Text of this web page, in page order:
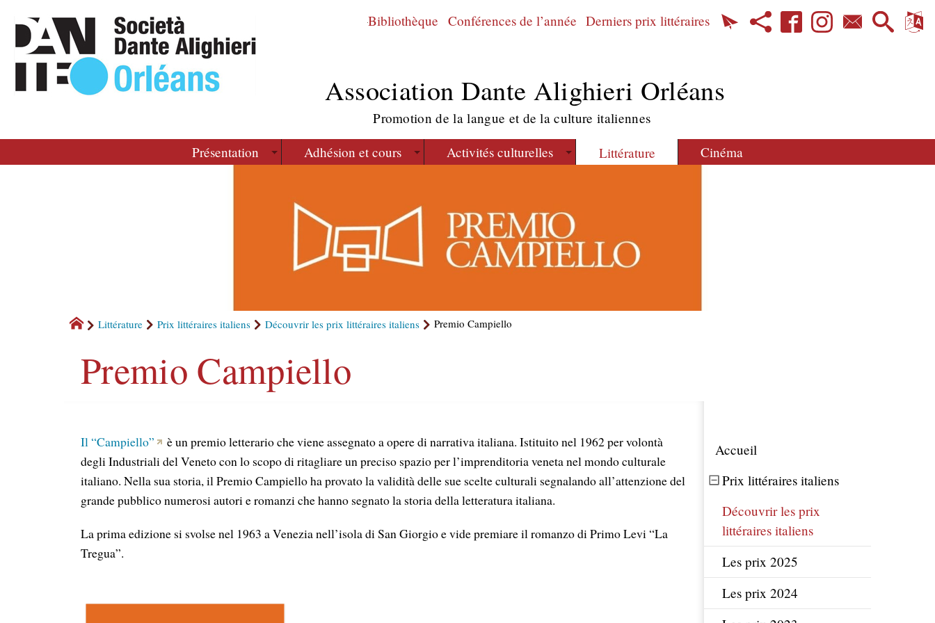
Bibliothèque Conférences de l’année Derniers prix littéraires
Association Dante Alighieri Orléans
Promotion de la langue et de la culture italiennes
Présentation
Adhésion et cours Activités culturelles Littérature Cinéma
Littérature Prix littéraires italiens Découvrir les prix littéraires italiens Premio Campiello
Premio Campiello
Il “Campiello”
è un premio letterario che viene assegnato a opere di narrativa italiana. Istituito nel 1962 per volontà
degli Industriali del Veneto con lo scopo di ritagliare un preciso spazio per l’imprenditoria veneta nel mondo culturale
italiano. Nella sua storia, il Premio Campiello ha provato la validità delle sue scelte culturali segnalando all’attenzione del
grande pubblico numerosi autori e romanzi che hanno segnato la storia della letteratura italiana.
La prima edizione si svolse nel 1963 a Venezia nell’isola di San Giorgio e vide premiare il romanzo di Primo Levi “La
Tregua”.
Accueil
Prix littéraires italiens
Découvrir les prix
littéraires italiens
Les prix 2025
Les prix 2024